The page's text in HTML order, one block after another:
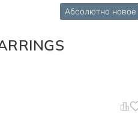
Абсолютно новое